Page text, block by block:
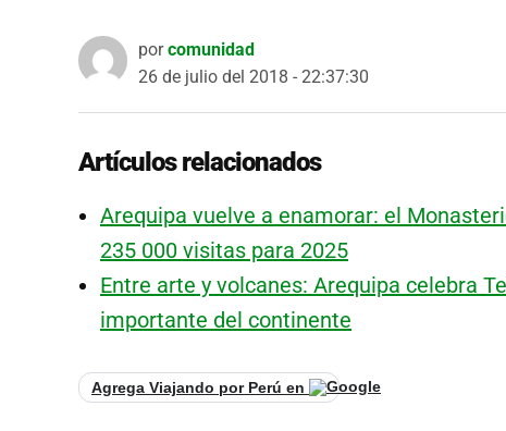
por comunidad
26 de julio del 2018 - 22:37:30
Artículos relacionados
Arequipa vuelve a enamorar: el
235 000 visitas para 2025
Entre arte y volcanes: Arequipa celebra
importante del continente
Agrega Viajando por Perú en